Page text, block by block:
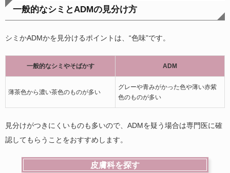
一般的なシミとADMの見分け方
シミかADMかを見分けるポイントは、“色味”です。
一般的なシミやそばかす ADM
薄茶色から濃い茶色のものが多い
グレーや青みがかった色や薄い赤紫
色のものが多い
見分けがつきにくいものも多いので、ADMを疑う場合は専門医に確
認してもらうことをおすすめします。
皮膚科を探す